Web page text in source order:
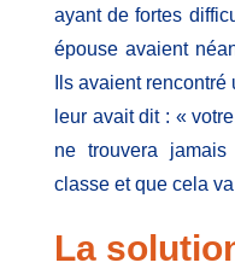
ayant de fortes
épouse avaient
Ils avaient
leur avait dit : «
ne trouvera
classe et que cela
La